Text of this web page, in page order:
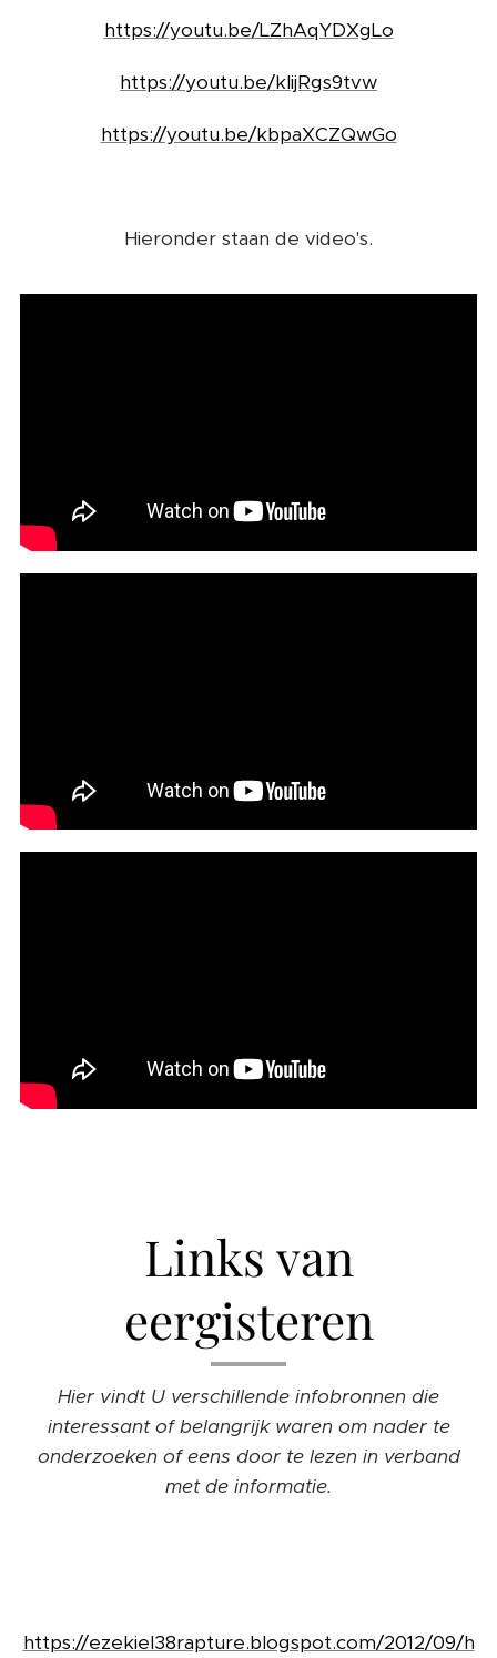
https://youtu.be/LZhAqYDXgLo
https://youtu.be/kIijRgs9tvw
https://youtu.be/kbpaXCZQwGo
Hieronder staan de video's.
Links van
eergisteren
Hier vindt U verschillende infobronnen die
interessant of belangrijk waren om nader te
onderzoeken of eens door te lezen in verband
met de informatie.
https://ezekiel38rapture.blogspot.com/2012/09/h